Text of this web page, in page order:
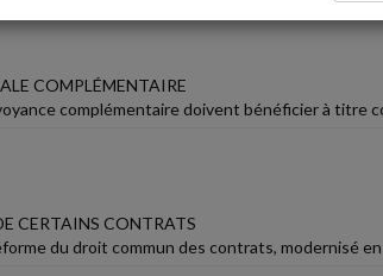
COMPLÉMENTAIRE
complémentaire doivent bénéficier à titre
CERTAINS CONTRATS
du droit commun des contrats, modernisé